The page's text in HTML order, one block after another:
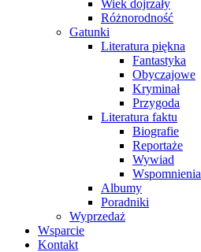
Wiek dojrzały
Różnorodność
Gatunki
Literatura piękna
Fantastyka
Obyczajowe
Kryminał
Przygoda
Literatura faktu
Biografie
Reportaże
Wywiad
Wspomnienia
Albumy
Poradniki
Wyprzedaż
Wsparcie
Kontakt